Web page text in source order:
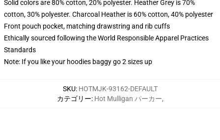
Solid colors are 80% cotton, 20% polyester. Heather Grey is 70%
cotton, 30% polyester. Charcoal Heather is 60% cotton, 40% polyester
Front pouch pocket, matching drawstring and rib cuffs
Ethically sourced following the World Responsible Apparel Practices
Standards
Note: If you like your hoodies baggy go 2 sizes up
SKU: HOTMJK-93162-DEFAULT
カテゴリー: Hot Mulligan パーカー,